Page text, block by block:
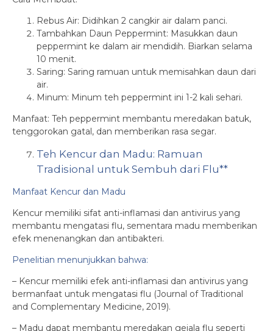
Rebus Air: Didihkan 2 cangkir air dalam panci.
Tambahkan Daun Peppermint: Masukkan daun
peppermint ke dalam air mendidih. Biarkan selama
10 menit.
Saring: Saring ramuan untuk memisahkan daun dari
air.
Minum: Minum teh peppermint ini 1-2 kali sehari.
Manfaat: Teh peppermint membantu meredakan batuk,
tenggorokan gatal, dan memberikan rasa segar.
Teh Kencur dan Madu: Ramuan
Tradisional untuk Sembuh dari Flu**
Manfaat Kencur dan Madu
Kencur memiliki sifat anti-inflamasi dan antivirus yang
membantu mengatasi flu, sementara madu memberikan
efek menenangkan dan antibakteri.
Penelitian menunjukkan bahwa:
– Kencur memiliki efek anti-inflamasi dan antivirus yang
bermanfaat untuk mengatasi flu (Journal of Traditional
and Complementary Medicine, 2019).
– Madu dapat membantu meredakan gejala flu seperti